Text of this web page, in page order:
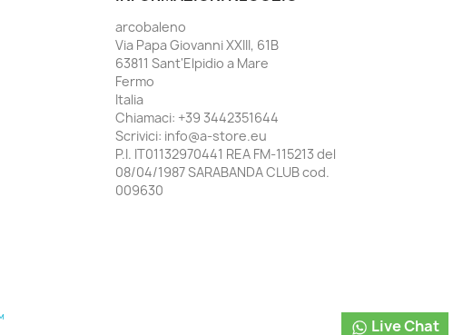
arcobaleno
Via Papa Giovanni XXIII, 61B
63811 Sant'Elpidio a Mare
Fermo
Italia
Chiamaci: +39 3442351644
Scrivici: info@a-store.eu
P.I. IT01132970441 REA FM-115213 del
08/04/1987 SARABANDA CLUB cod.
009630
Live Chat